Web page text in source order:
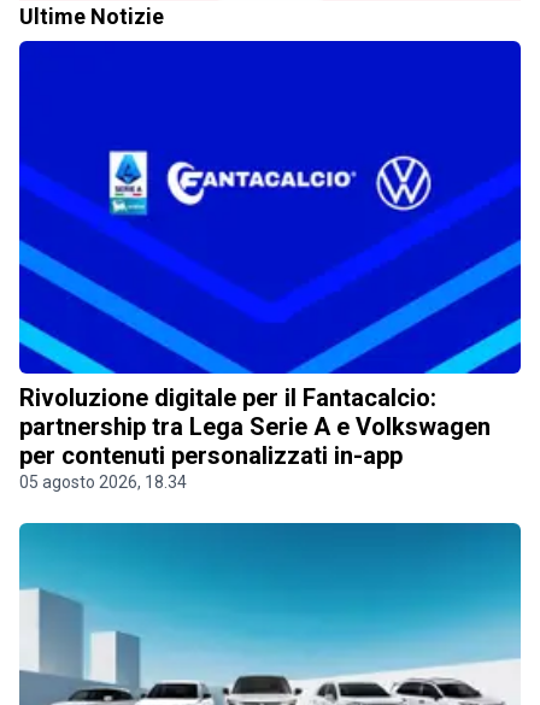
Ultime Notizie
Rivoluzione digitale per il Fantacalcio:
partnership tra Lega Serie A e Volkswagen
per contenuti personalizzati in-app
05 agosto 2026, 18.34